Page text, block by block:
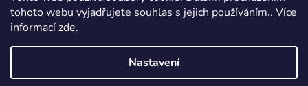
tohoto webu vyjadřujete souhlas s jejich používáním.. Více
informacízde.
Nastavení
Vyhledávání
HLEDAT